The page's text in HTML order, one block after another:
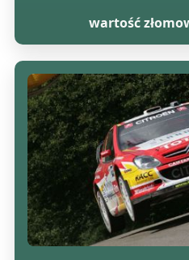
wartość